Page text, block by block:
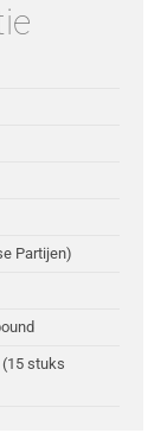
Partijen)
(15 stuks